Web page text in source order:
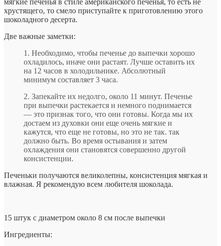
хрустящего, то смело приступайте к приготовлению этого
шоколадного десерта.
Две важные заметки:
1. Необходимо, чтобы печенье до выпечки хорошо
охладилось, иначе они растаят. Лучше оставить их
на 12 часов в холодильнике. Абсолютный
минимум составляет 3 часа.
2. Запекайте их недолго, около 11 минут. Печенье
при выпечки растекается и немного поднимается
— это признак того, что они готовы. Когда мы их
достаем из духовки они еще очень мягкие и
кажутся, что еще не готовы, но это не так. так
должно быть. Во время остывания и затем
охлаждения они становятся совершенно другой
консистенции.
Печеньки получаются великолепны, консистенция мягкая и
влажная. Я рекомендую всем любителя шоколада.
15 штук с диаметром около 8 см после выпечки
Ингредиенты: